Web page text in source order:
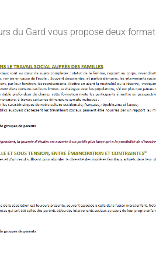
du Gard vous propose deux